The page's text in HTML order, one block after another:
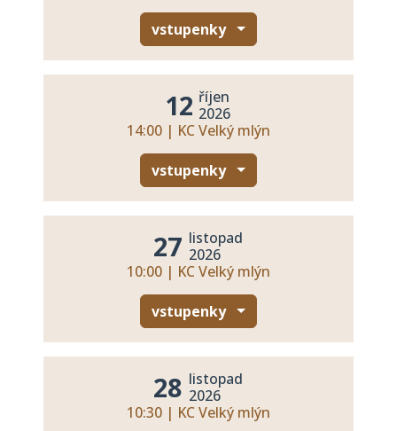
vstupenky
12 říjen
2026
14:00 | KC Velký mlýn
vstupenky
27 listopad
2026
10:00 | KC Velký mlýn
vstupenky
28 listopad
2026
10:30 | KC Velký mlýn